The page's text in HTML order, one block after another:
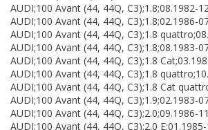
AUDI;100 Avant (44, 44Q, C3);1.8;08.1982-
AUDI;100 Avant (44, 44Q, C3);1.8;02.1986-
AUDI;100 Avant (44, 44Q, C3);1.8
AUDI;100 Avant (44, 44Q, C3);1.8;08.1983-
AUDI;100 Avant (44, 44Q, C3);1.8
AUDI;100 Avant (44, 44Q, C3);1.8
AUDI;100 Avant (44, 44Q, C3);1.8 Cat
AUDI;100 Avant (44, 44Q, C3);1.9;02.1983-
AUDI;100 Avant (44, 44Q, C3);2.0;09.1986-
AUDI;100 Avant (44, 44Q, C3);2.0